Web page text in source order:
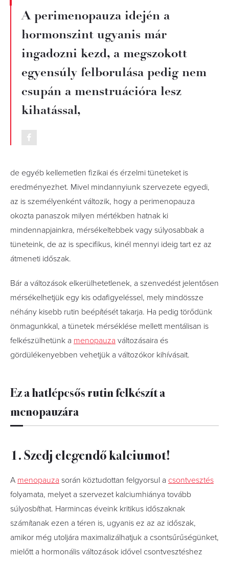
A perimenopauza idején a
hormonszint ugyanis már
ingadozni kezd, a megszokott
egyensúly felborulása pedig nem
csupán a menstruációra lesz
kihatással,
de egyéb kellemetlen fizikai és érzelmi tüneteket is
eredményezhet. Mivel mindannyiunk szervezete egyedi,
az is személyenként változik, hogy a perimenopauza
okozta panaszok milyen mértékben hatnak ki
mindennapjainkra, mérsékeltebbek vagy súlyosabbak a
tüneteink, de az is specifikus, kinél mennyi ideig tart ez az
átmeneti időszak.
Bár a változások elkerülhetetlenek, a szenvedést jelentősen
mérsékelhetjük egy kis odafigyeléssel, mely mindössze
néhány kisebb rutin beépítését takarja. Ha pedig törődünk
önmagunkkal, a tünetek mérséklése mellett mentálisan is
felkészülhetünk a menopauza változásaira és
gördülékenyebben vehetjük a változókor kihívásait.
Ez a hatlépcsős rutin felkészít a
menopauzára
1. Szedj elegendő kalciumot!
A menopauza során köztudottan felgyorsul a csontvesztés
folyamata, melyet a szervezet kalciumhiánya tovább
súlyosbíthat. Harmincas éveink kritikus időszaknak
számítanak ezen a téren is, ugyanis ez az az időszak,
amikor még utoljára maximalizálhatjuk a csontsűrűségünket,
mielőtt a hormonális változások idővel csontvesztéshez